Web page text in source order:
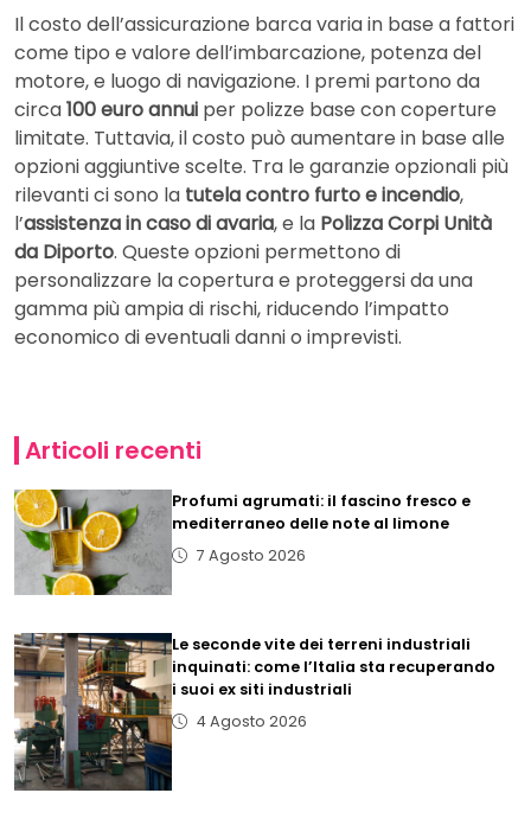
Il costo dell’assicurazione barca varia in base a fattori
come tipo e valore dell’imbarcazione, potenza del
motore, e luogo di navigazione. I premi partono da
circa100 euro annui per polizze base con coperture
limitate. Tuttavia, il costo può aumentare in base alle
opzioni aggiuntive scelte. Tra le garanzie opzionali più
rilevanti ci sono la tutela contro furto e incendio,
l’assistenza in caso di avaria, e la Polizza Corpi Unità
da Diporto. Queste opzioni permettono di
personalizzare la copertura e proteggersi da una
gamma più ampia di rischi, riducendo l’impatto
economico di eventuali danni o imprevisti.
Articoli recenti
Profumi agrumati: il fascino fresco e
mediterraneo delle note al limone
7 Agosto 2026
Le seconde vite dei terreni industriali
inquinati: come l’Italia sta recuperando
i suoi ex siti industriali
4 Agosto 2026